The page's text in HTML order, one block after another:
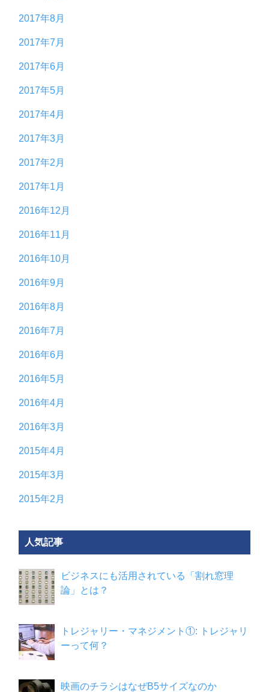
2017年8月
2017年7月
2017年6月
2017年5月
2017年4月
2017年3月
2017年2月
2017年1月
2016年12月
2016年11月
2016年10月
2016年9月
2016年8月
2016年7月
2016年6月
2016年5月
2016年4月
2016年3月
2015年4月
2015年3月
2015年2月
人気記事
ビジネスにも活用されている「割れ窓理
論」とは？
トレジャリー・マネジメント①: トレジャリ
ーって何？
映画のチラシはなぜB5サイズなのか